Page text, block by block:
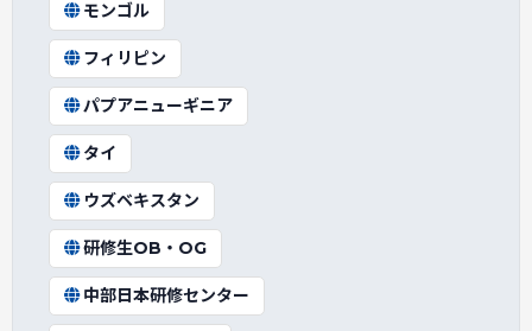
モンゴル
フィリピン
パプアニューギニア
タイ
ウズベキスタン
研修生OB・OG
中部日本研修センター